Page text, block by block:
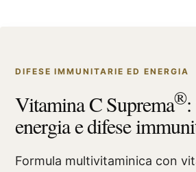
DIFESE IMMUNITARIE ED ENERGIA
Vitamina C Suprema®:
energia e difese
Formula multivitaminica con